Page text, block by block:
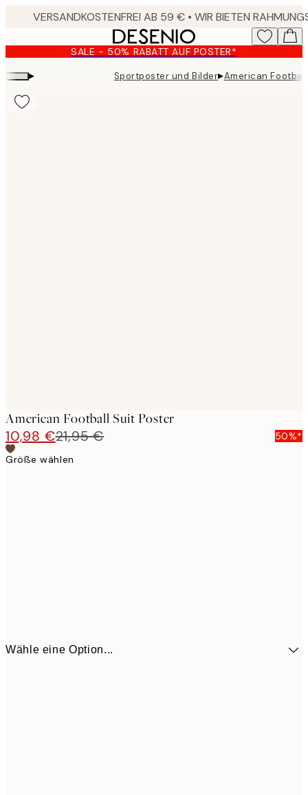
content.
SALE - 50% RABATT AUF POSTER*
▸ Sportposter und Bilder▸American
American Football Suit Poster
10,98 €21,95 €
50%*
Größe wählen
Wähle eine Option...